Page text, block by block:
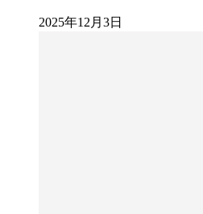
2025年12月3日